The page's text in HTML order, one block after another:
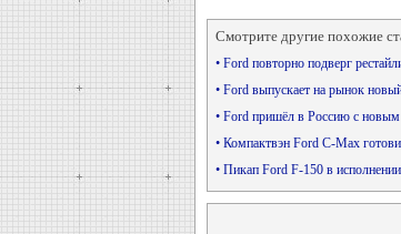
Смотрите другие похожие
• Ford повторно подверг
• Ford выпускает на рынок
• Ford пришёл в Россию с
• Компактвэн Ford C-Max
• Пикап Ford F-150 в